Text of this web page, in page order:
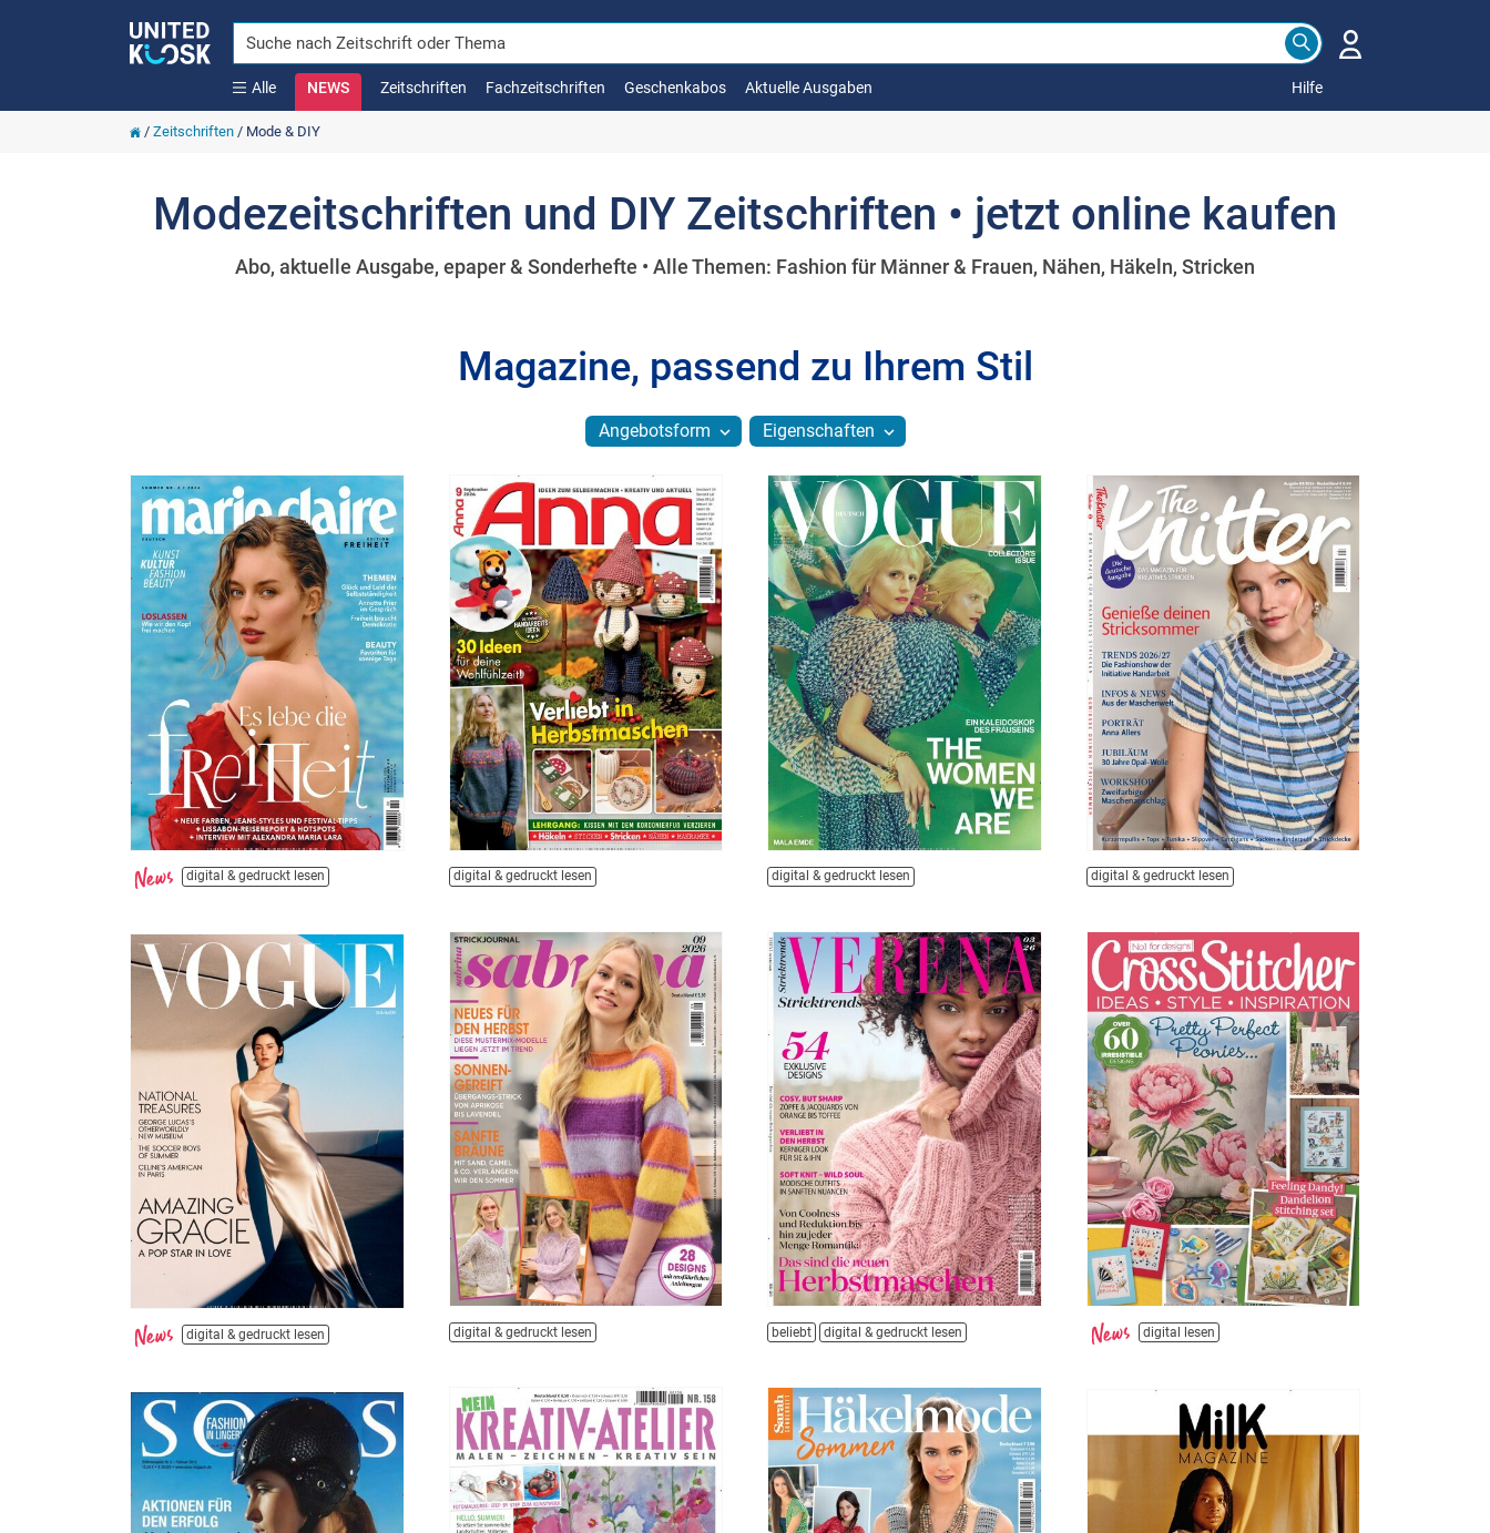
Alle NEWS Zeitschriften Fachzeitschriften Geschenkabos Aktuelle Ausgaben Hilfe
/ Zeitschriften/ Mode & DIY
Modezeitschriften und DIY Zeitschriften • jetzt online kaufen
Abo, aktuelle Ausgabe, epaper & Sonderhefte • Alle Themen: Fashion für Männer & Frauen, Nähen, Häkeln, Stricken
Magazine, passend zu Ihrem Stil
Angebotsform expand_more Eigenschaften expand_more
digital & gedruckt lesen digital & gedruckt lesen digital & gedruckt lesen digital & gedruckt lesen
digital & gedruckt lesen beliebt digital & gedruckt lesen digital lesen
digital & gedruckt lesen